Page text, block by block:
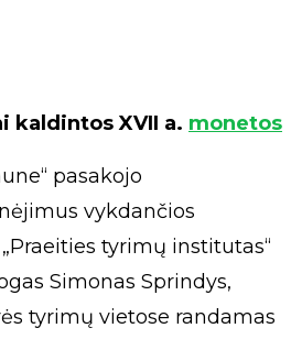
kaldintos XVII a. monetos
pasakojo
vykdančios
tyrimų institutas“
Simonas Sprindys,
tyrimų vietose randamas